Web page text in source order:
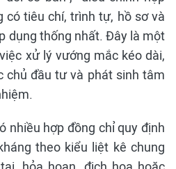
có tiêu chí, trình tự, hồ sơ và
dụng thống nhất. Đây là một
xử lý vướng mắc kéo dài,
chủ đầu tư và phát sinh tâm
nhiều hợp đồng chỉ quy định
theo kiểu liệt kê chung